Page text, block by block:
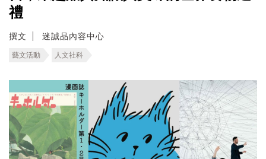
禮
撰文 迷誠品內容中心
藝文活動 人文社科